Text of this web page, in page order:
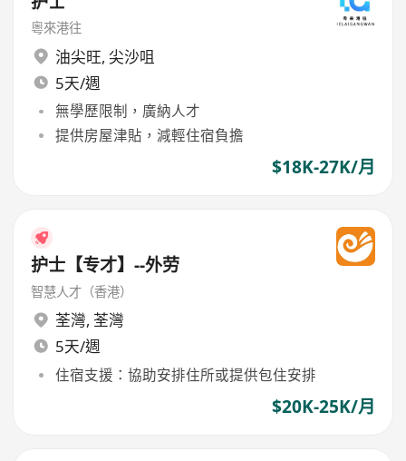
粵來港往
油尖旺, 尖沙咀
5天/週
無學歷限制，廣納人才
提供房屋津貼，減輕住宿負擔
$18K-27K/月
护士【专才】--外劳
智慧人才（香港）
荃灣, 荃灣
5天/週
住宿支援：協助安排住所或提供包住安排
$20K-25K/月